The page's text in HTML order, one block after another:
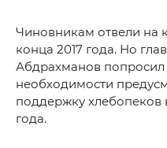
Чиновникам отвели на
конца 2017 года. Но
Абдрахманов попросил
необходимости
поддержку
года.